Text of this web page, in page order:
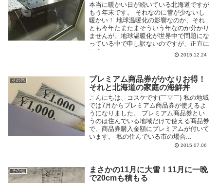
本当に暖かい日が続いている北海道ですが
もう年末です。 それなのに雪が少ないし
暖かい！ 地球温暖化の影響なのか、それ
とも今年たまたまそういう年なのか分かり
ませんが、地球温暖化が世界中で問題にな
っている中で申し訳ないのですが、正直に
いう...
2015.12.24
その他
プレミアム商品券がかなりお得！
それと北海道の家庭の海鮮丼
こんにちは、コスケです(￣▽￣) 私の地域
では7月からプレミアム商品券が使えるよ
うになりました。 プレミアム商品券とい
うのは住んでいる地域だけで使える商品券
で、商品券購入金額にプレミアムが付いて
います。 私の住んでいる市の場合...
2015.07.06
その他
まさかの11月に大雪！11月に一晩
で20cmも積もる